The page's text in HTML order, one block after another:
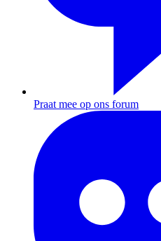
Praat mee op ons forum